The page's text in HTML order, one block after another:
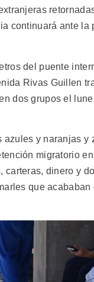
continuará ante
del puente
Rivas Guillen
dos grupos el
azules y naranjas
migratorio
dinero y
que